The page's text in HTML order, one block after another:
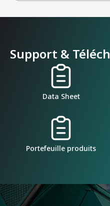
Support &
Data Sheet
Portefeuille produits